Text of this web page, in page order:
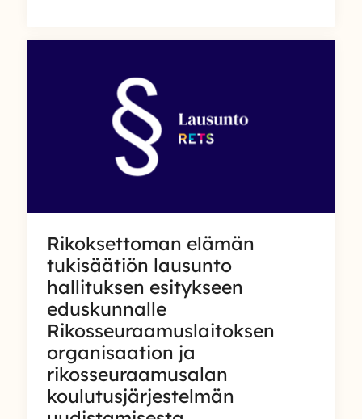
lausunto
muuttamisesta
Rikoksettoman elämän
tukisäätiön lausunto
hallituksen esitykseen
eduskunnalle
Rikosseuraamuslaitoksen
organisaation ja
rikosseuraamusalan
koulutusjärjestelmän